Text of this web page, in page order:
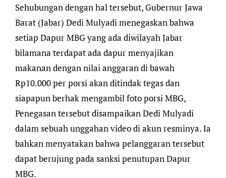
Sehubungan dengan hal tersebut, Gubernur Jawa
Barat (Jabar) Dedi Mulyadi menegaskan bahwa
setiap Dapur MBG yang ada diwilayah Jabar
bilamana terdapat ada dapur menyajikan
makanan dengan nilai anggaran di bawah
Rp10.000 per porsi akan ditindak tegas dan
siapapun berhak mengambil foto porsi MBG,
Penegasan tersebut disampaikan Dedi Mulyadi
dalam sebuah unggahan video di akun resminya. Ia
bahkan menyatakan bahwa pelanggaran tersebut
dapat berujung pada sanksi penutupan Dapur
MBG.